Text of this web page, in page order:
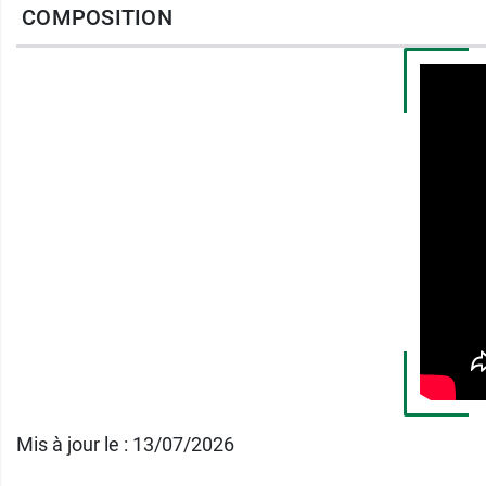
Avec le lait hydratant pour le corps et les
élasticité, sadouceuret sa beauté
Caractéristiques du lait
1 flacon pompe de 200
COMPOSITION
Mis à jour le : 13/07/2026